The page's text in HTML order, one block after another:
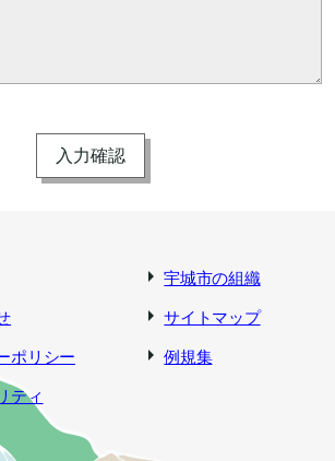
宇城市の組織
サイトマップ
ポリシー
例規集
ティ